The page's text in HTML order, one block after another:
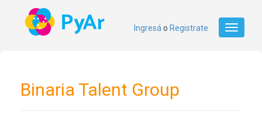
Toggle
Ingresá o Registrate
Binaria Talent Group